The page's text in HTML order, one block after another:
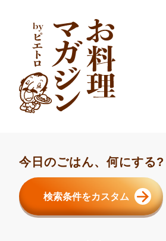
今日のごはん、何にする?
検索条件をカスタム